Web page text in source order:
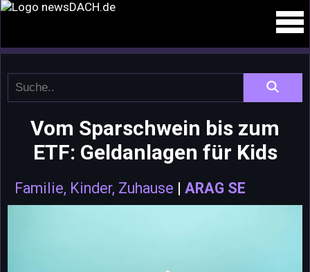
Vom Sparschwein bis zum
ETF: Geldanlagen für Kids
Familie, Kinder, Zuhause | ARAG SE